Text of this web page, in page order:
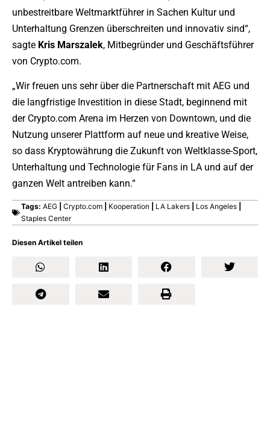
Diesen Artikel teilen
unbestreitbare Weltmarktführer in Sachen Kultur und
Unterhaltung Grenzen überschreiten und innovativ sind“,
sagte Kris Marszalek, Mitbegründer und Geschäftsführer
von Crypto.com.
„Wir freuen uns sehr über die Partnerschaft mit AEG und
die langfristige Investition in diese Stadt, beginnend mit
der Crypto.com Arena im Herzen von Downtown, und die
Nutzung unserer Plattform auf neue und kreative Weise,
so dass Kryptowährung die Zukunft von Weltklasse-Sport,
Unterhaltung und Technologie für Fans in LA und auf der
ganzen Welt antreiben kann.“
Tags: AEG Crypto.com Kooperation LA Lakers Los Angeles
Staples Center